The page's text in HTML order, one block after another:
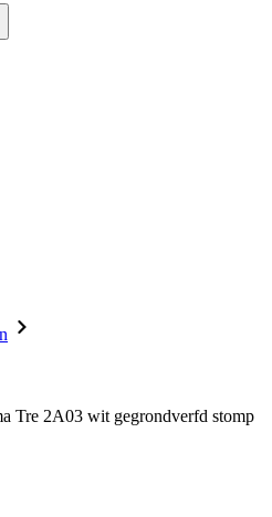
Tre 2A03 wit gegrondverfd stomp